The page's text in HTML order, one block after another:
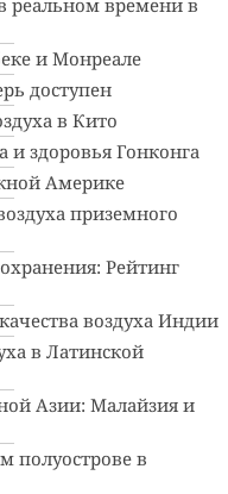
и Монреале
доступен
в Кито
и здоровья Гонконга
Америке
приземного
Рейтинг
воздуха Индии
в Латинской
Азии: Малайзия и
полуострове в